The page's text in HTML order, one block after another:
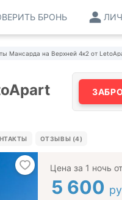
БРОНЬ
Мансарда на Верхней 4к2 от
ОТЗЫВЫ (4)
Цена за 1 ночь от
5 600